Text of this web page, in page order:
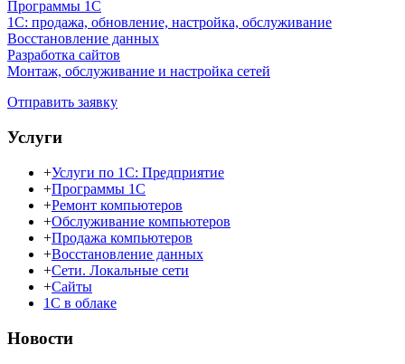
Программы 1С
1С: продажа, обновление, настройка, обслуживание
Восстановление данных
Разработка сайтов
Монтаж, обслуживание и настройка сетей
Отправить заявку
Услуги
+Услуги по 1С: Предприятие
+Программы 1С
+Ремонт компьютеров
+Обслуживание компьютеров
+Продажа компьютеров
+Восстановление данных
+Сети. Локальные сети
+Сайты
1С в облаке
Новости